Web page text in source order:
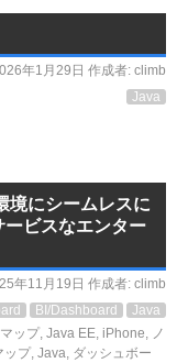
年1月29日 作成者: climb
Java
境にシームレスに
ビスなエンター
年11月19日 作成者: climb
BI/Dashboard
Java
ップ, Java EE, iPhone, ノ
ップ, Java, ダッシュボー